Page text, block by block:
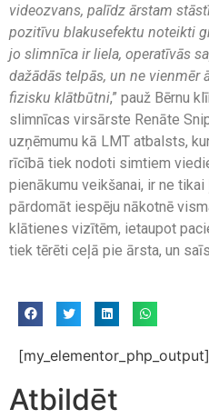
videozvans, palīdz ārstam
pozitīvu blakusefektu noteikti
jo slimnīca ir liela, operatīvās
dažādās telpās, un ne vienmēr
fizisku klātbūtni,” pauž Bērnu
slimnīcas virsārste Renāte
uzņēmumu kā LMT atbalsts,
rīcībā tiek nodoti simtiem
pienākumu veikšanai, ir ne
pārdomāt iespēju nākotnē
klātienes vizītēm, ietaupot
tiek tērēti ceļā pie ārsta, un
[my_elementor_php_output]
Atbildēt